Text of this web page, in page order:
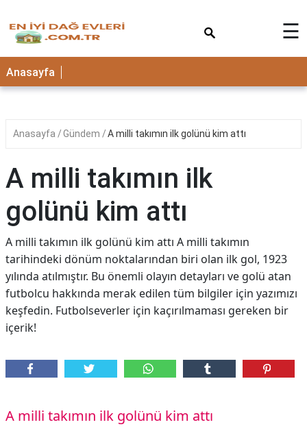
☰
Anasayfa
Anasayfa Gündem A milli takımın ilk golünü kim attı
A milli takımın ilk
golünü kim attı
A milli takımın ilk golünü kim attı A milli takımın
tarihindeki dönüm noktalarından biri olan ilk gol, 1923
yılında atılmıştır. Bu önemli olayın detayları ve golü atan
futbolcu hakkında merak edilen tüm bilgiler için yazımızı
keşfedin. Futbolseverler için kaçırılmaması gereken bir
içerik!
A milli takımın ilk golünü kim attı